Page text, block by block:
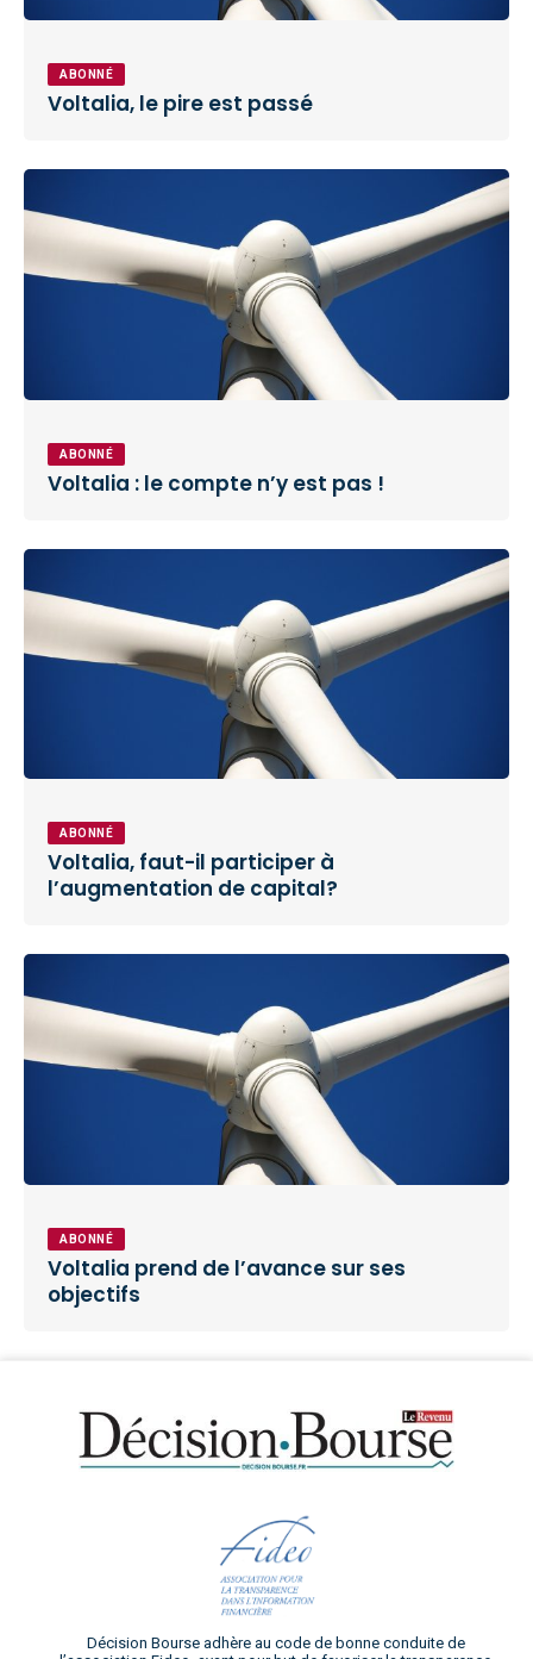
ABONNÉ
Voltalia, le pire est passé
ABONNÉ
Voltalia : le compte n’y est pas !
ABONNÉ
Voltalia, faut-il participer à
l’augmentation de capital?
ABONNÉ
Voltalia prend de l’avance sur ses
objectifs
Décision Bourse adhère au code de bonne conduite de